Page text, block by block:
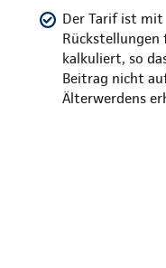
Der Tarif ist mit
Rückstellungen
kalkuliert, so
Beitrag nicht
Älterwerdens